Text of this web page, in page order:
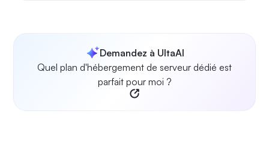
Demandez à UltaAI
Quel plan d'hébergement de serveur dédié est
parfait pour moi ?